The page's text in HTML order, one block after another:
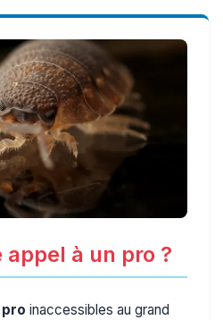
à un pro ?
inaccessibles au grand